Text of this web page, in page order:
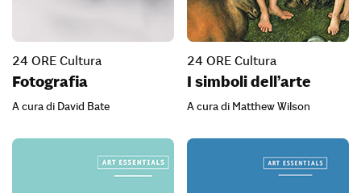
24 ORE Cultura
Fotografia
A cura di David Bate
24 ORE Cultura
I simboli dell’arte
A cura di Matthew Wilson